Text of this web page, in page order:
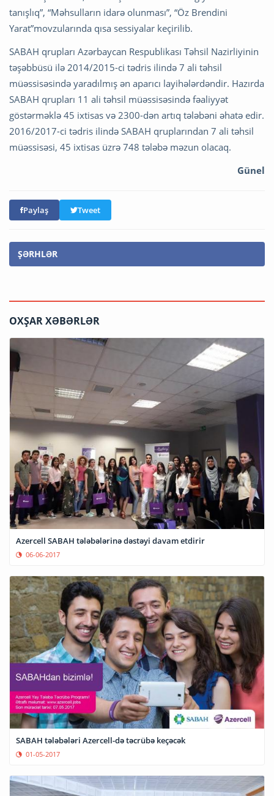
tanışlıq”, “Məhsulların idarə olunması”, “Öz Brendini
Yarat”movzularında qısa sessiyalar keçirilib.
SABAH qrupları Azərbaycan Respublikası Təhsil Nazirliyinin
təşəbbüsü ilə 2014/2015-ci tədris ilində 7 ali təhsil
müəssisəsində yaradılmış ən aparıcı layihələrdəndir. Hazırda
SABAH qrupları 11 ali təhsil müəssisəsində fəaliyyət
göstərməklə 45 ixtisas və 2300-dən artıq tələbəni əhatə edir.
2016/2017-ci tədris ilində SABAH qruplarından 7 ali təhsil
müəssisəsi, 45 ixtisas üzrə 748 tələbə məzun olacaq.
Günel
Paylaş Tweet
ŞƏRHLƏR
OXŞAR XƏBƏRLƏR
Azercell SABAH tələbələrinə dəstəyi davam etdirir
06-06-2017
SABAH tələbələri Azercell-də təcrübə keçəcək
01-05-2017